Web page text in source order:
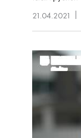
21.04.2021